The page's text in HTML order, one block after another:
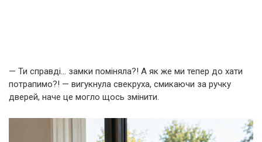
— Ти справді… замки поміняла?! А як же ми тепер до хати
потрапимо?! — вигукнула свекруха, смикаючи за ручку
дверей, наче це могло щось змінити.